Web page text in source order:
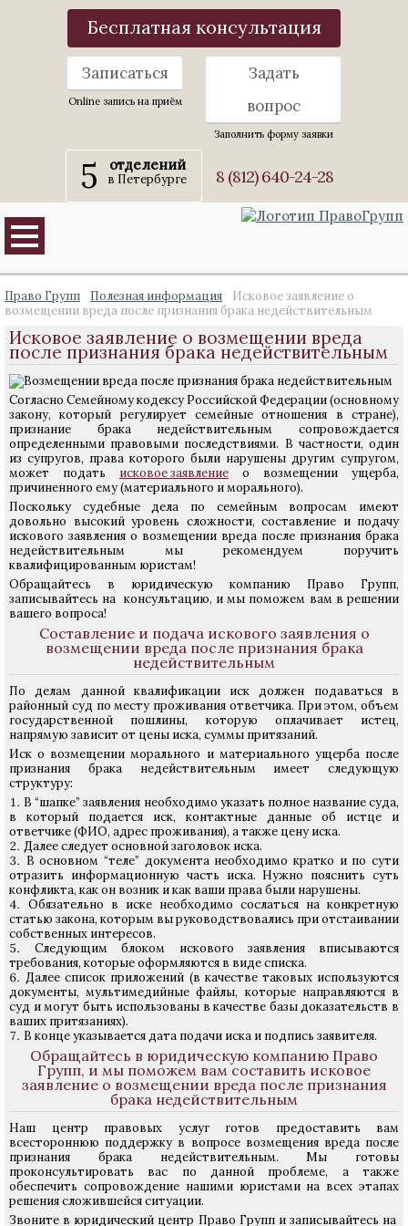
Бесплатная консультация
Записаться
Online запись на приём
Задать
вопрос
Заполнить форму заявки
5 отделений
в Петербурге 8 (812) 640-24-28
Право Групп Полезная информация
Исковое заявление о
возмещении вреда после признания брака недействительным
Исковое заявление о возмещении вреда
после признания брака недействительным
Согласно Семейному кодексу Российской Федерации (основному
закону, который регулирует семейные отношения в стране),
признание брака недействительным сопровождается
определенными правовыми последствиями. В частности, один
из супругов, права которого были нарушены другим супругом,
может подать исковое заявление о возмещении ущерба,
причиненного ему (материального и морального).
Поскольку судебные дела по семейным вопросам имеют
довольно высокий уровень сложности, составление и подачу
искового заявления о возмещении вреда после признания брака
недействительным мы рекомендуем поручить
квалифицированным юристам!
Обращайтесь в юридическую компанию Право Групп,
записывайтесь на консультацию, и мы поможем вам в решении
вашего вопроса!
Составление и подача искового заявления о
возмещении вреда после признания брака
недействительным
По делам данной квалификации иск должен подаваться в
районный суд по месту проживания ответчика. При этом, объем
государственной пошлины, которую оплачивает истец,
напрямую зависит от цены иска, суммы притязаний.
Иск о возмещении морального и материального ущерба после
признания брака недействительным имеет следующую
структуру:
В “шапке” заявления необходимо указать полное название суда,
в который подается иск, контактные данные об истце и
ответчике (ФИО, адрес проживания), а также цену иска.
Далее следует основной заголовок иска.
В основном “теле” документа необходимо кратко и по сути
отразить информационную часть иска. Нужно пояснить суть
конфликта, как он возник и как ваши права были нарушены.
Обязательно в иске необходимо сослаться на конкретную
статью закона, которым вы руководствовались при отстаивании
собственных интересов.
Следующим блоком искового заявления вписываются
требования, которые оформляются в виде списка.
Далее список приложений (в качестве таковых используются
документы, мультимедийные файлы, которые направляются в
суд и могут быть использованы в качестве базы доказательств в
ваших притязаниях).
В конце указывается дата подачи иска и подпись заявителя.
Обращайтесь в юридическую компанию Право
Групп, и мы поможем вам составить исковое
заявление о возмещении вреда после признания
брака недействительным
Наш центр правовых услуг готов предоставить вам
всестороннюю поддержку в вопросе возмещения вреда после
признания брака недействительным. Мы готовы
проконсультировать вас по данной проблеме, а также
обеспечить сопровождение нашими юристами на всех этапах
решения сложившейся ситуации.
Звоните в юридический центр Право Групп и записывайтесь на